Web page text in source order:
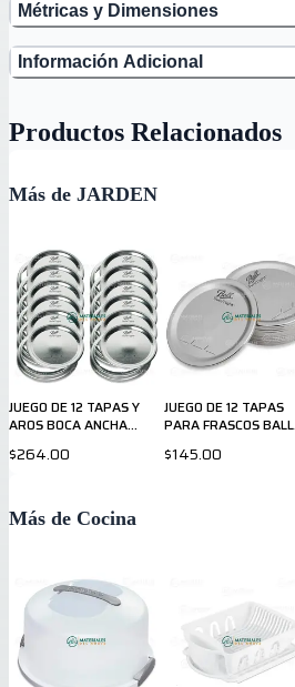
Métricas y Dimensiones
Información Adicional
Productos Relacionados
Más de JARDEN
JUEGO DE 12 TAPAS Y
AROS BOCA ANCHA
$264.00
JUEGO DE 12 TAPAS
PARA FRASCOS BALL
$145.00
Más de Cocina